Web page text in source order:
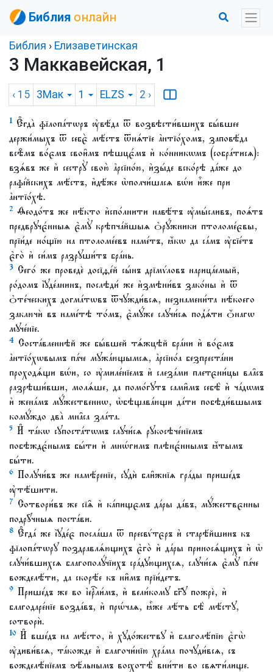
Библия онлайн
Библия › Елизаветинская
3 Маккавейская, 1
‹ 15 3Мак 1 ELZS 2 ›
1 Є҆гда̀ фїлопа́тѡръ ᲂу҆вѣ́да ѿ возвѣсти́вшихъ бы́вшее
держи́мыхъ ѿ себє̀ мѣ́стъ ѿнѧ́тїе а҆нтїо́хомъ, заповѣ́да
всѣ̑мъ во́ємъ свои̑мъ пѣшцє́мъ и҆ ко́нникѡмъ (собра́тисѧ):
взѧ́въ же и҆ сестрꙋ̀ свою̀ а҆рсїно́ю, и҆зы́де вско́рѣ да́же до
рафі́йскихъ мѣ́стъ, и҆дѣ́же ѡ҆полчи́шасѧ вѡ́и и҆̀же при
а҆нтїо́хѣ.
2 Ѳеодо́тъ же нѣ́кто и҆спо́лнити навѣ́тъ ᲂу҆мы́сливъ, поѧ́тъ
предврꙋчє́нныѧ є҆мꙋ̀ крѣпча́йшыѧ ѻ҆рꙋ́жники птоломе́євы,
прїи́де но́щїю на птоломе́евъ наме́тъ, ꙗ҆́кѡ да са́мъ ᲂу҆бїе́тъ
є҆го̀ и҆ си́мъ разрꙋши́тъ бра́нь.
3 Сего́ же проведѐ досїѳе́й сы́нъ дрїмѵ́ловъ нарица́емый,
ро́домъ і҆ꙋде́анинъ, послѣди́ же и҆змѣни́въ зако́ны и҆ ѿ
ѻ҆те́ческихъ догма́тѡвъ ѿчꙋжди́всѧ, незнамени́та нѣ́коего
заключѝ въ наме́тѣ то́мъ, є҆мꙋ́же слꙋчи́сѧ под̾ѧ́ти ѻ҆́нагѡ
мꙋче́нїе.
4 Соста́вленнѣй же бы́вшей тѧ́жцѣй бра́ни и҆ во́ємъ
а҆нтїо́хѡвымъ па́че мꙋжа́ющымсѧ, а҆рсїно́а безпреста́ни
проходѧ́щи вѡ́и, со ᲂу҆миле́нїемъ и҆ слеза́ми плетєни́цы вла̑съ
разрѣши́вши, молѧ́ше, да помо́гꙋтъ сами̑мъ себѣ̀ и҆ ча́дѡмъ
и҆ жена́мъ мꙋ́жественнѡ, ѡ҆бѣщава́ющи да́ти побѣди́вшымъ
комꙋ́ждо два̀ мна̑са зла́та.
5 И҆ та́кѡ сꙋпоста́тѡмъ слꙋчи́сѧ рꙋкосѣче́нїемъ
побѣждє́нымъ бы́ти и҆ мнѡ́гимъ плѣнє́ннымъ ꙗ҆́тымъ
бы́ти.
6 Полꙋчи́въ же намѣ́ренїе, сꙋдѝ бли̑жнїѧ гра́ды прише́дъ
ᲂу҆тѣ́шити.
7 Сотвори́въ же сїѧ̑ и҆ ка́пищємъ да́ры да́въ, мꙋ́жествєнны
подрꙋ̑чныѧ поста́ви.
8 Є҆гда́ же і҆ꙋде́є посла́ша ѿ пресвѵ́тєръ и҆ старѣ́йшинъ къ
фїлопа́тѡрꙋ поздравлѧ́ющихъ є҆го̀ и҆ да́ры приносѧ́щихъ и҆ ѡ҆
слꙋчи́вшихсѧ благополꙋ́чїихъ сра́дꙋющихсѧ, слꙋчи́сѧ є҆мꙋ̀ па́че
вожделѣ́ти, да скорѣ́е къ ни̑мъ прїи́детъ.
9 Прише́дъ же во і҆ерⷭ҇ли́мъ, и҆ вели́комꙋ бг҃ꙋ пожрѐ, и҆
благодаре́нїе возда́въ, и҆ прѡ́чаѧ, ꙗ҆̀же лѣ́ть бѣ̀ мѣ́стꙋ,
сотворѝ.
10 И҆ вше́дъ на мѣ́сто, и҆ хꙋдо́жествꙋ и҆ благолѣ́пїю є҆гѡ̀
ᲂу҆диви́всѧ, та́кожде и҆ благочи́нїю хра́ма почꙋди́всѧ, съ
вожделѣ́нїемъ ѕѣ́льнымъ восхотѣ̀ вни́ти во свѧти́лище.